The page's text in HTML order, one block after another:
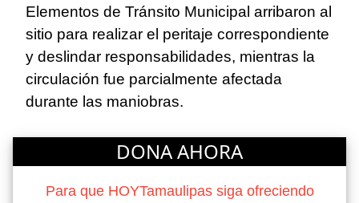
Elementos de Tránsito Municipal arribaron al
sitio para realizar el peritaje correspondiente
y deslindar responsabilidades, mientras la
circulación fue parcialmente afectada
durante las maniobras.
DONA AHORA
Para que HOYTamaulipas siga ofreciendo